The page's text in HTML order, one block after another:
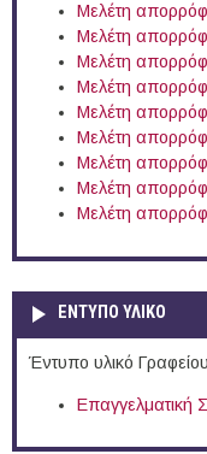
Μελέτη
Μελέτη
Μελέτη
Μελέτη
Μελέτη
Μελέτη
Μελέτη
Μελέτη
Μελέτη
ΕΝΤΥΠΟ ΥΛΙΚΟ
Έντυπο υλικό
Επαγγελματική